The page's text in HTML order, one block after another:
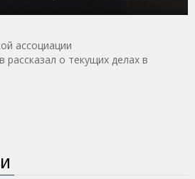
ассоциации
о текущих делах в